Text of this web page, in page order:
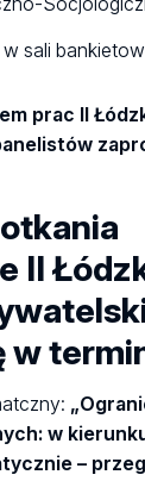
prac II
II
w
w
–